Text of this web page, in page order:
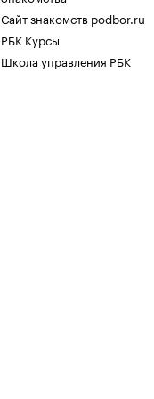
Сайт знакомств podbor.ru
РБК Курсы
Школа управления РБК